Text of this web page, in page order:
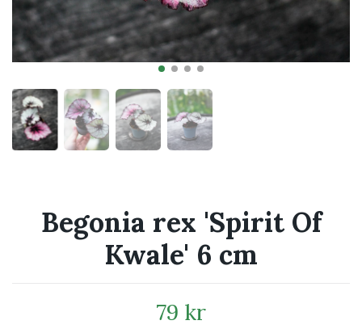
Begonia rex 'Spirit Of
Kwale' 6 cm
79 kr